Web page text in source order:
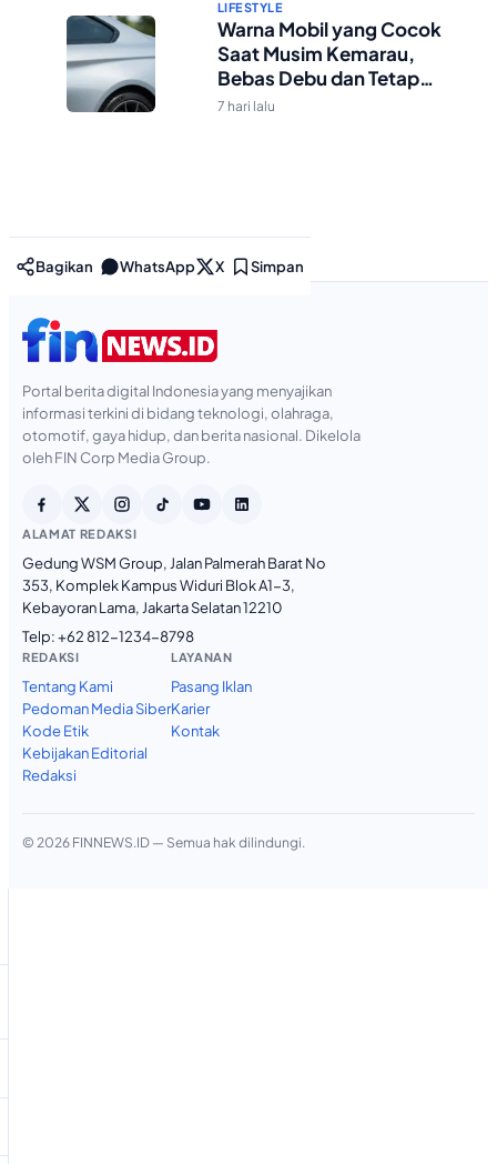
LIFESTYLE
Warna Mobil yang Cocok
Saat Musim Kemarau,
Bebas Debu dan Tetap
Kelihatan Bersih
7 hari lalu
Bagikan WhatsApp X Simpan
Portal berita digital Indonesia yang menyajikan
informasi terkini di bidang teknologi, olahraga,
otomotif, gaya hidup, dan berita nasional. Dikelola
oleh FIN Corp Media Group.
ALAMAT REDAKSI
Gedung WSM Group, Jalan Palmerah Barat No
353, Komplek Kampus Widuri Blok A1-3,
Kebayoran Lama, Jakarta Selatan 12210
Telp:+62 812-1234-8798
REDAKSI
Tentang Kami
Pedoman Media Siber
Kode Etik
Kebijakan Editorial
Redaksi
LAYANAN
Pasang Iklan
Karier
Kontak
© 2026 FINNEWS.ID — Semua hak dilindungi.